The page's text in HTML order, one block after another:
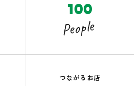
100
People
つながるお店